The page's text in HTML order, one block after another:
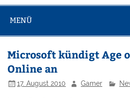
MENÜ
Microsoft kündigt Age
Online an
17. August 2010 Gamer